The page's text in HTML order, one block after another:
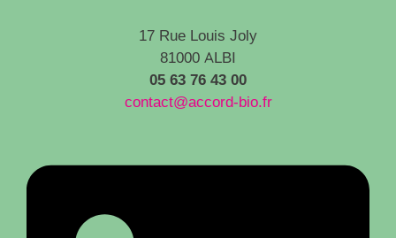
17 Rue Louis Joly
81000 ALBI
05 63 76 43 00
contact@accord-bio.fr